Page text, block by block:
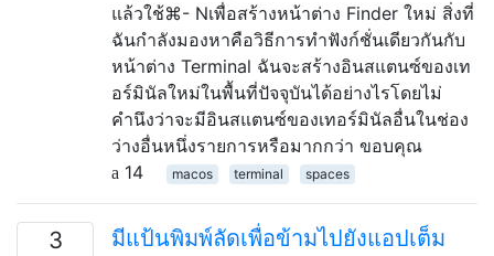
แล้วใช้⌘- Nเพื่อสร้างหน้าต่าง Finder ใหม่ สิ่งที่
ฉันกำลังมองหาคือวิธีการทำฟังก์ชั่นเดียวกันกับ
หน้าต่าง Terminal ฉันจะสร้างอินสแตนซ์ของเท
อร์มินัลใหม่ในพื้นที่ปัจจุบันได้อย่างไรโดยไม่
คำนึงว่าจะมีอินสแตนซ์ของเทอร์มินัลอื่นในช่อง
ว่างอื่นหนึ่งรายการหรือมากกว่า ขอบคุณ
14
macos terminal spaces
3
มีแป้นพิมพ์ลัดเพื่อข้ามไปยังแอปเต็ม